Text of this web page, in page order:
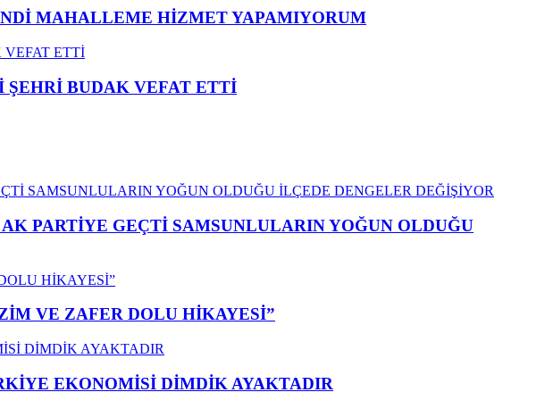
MAHALLEME HİZMET YAPAMIYORUM
ŞEHRİ BUDAK VEFAT ETTİ
PARTİYE GEÇTİ SAMSUNLULARIN YOĞUN OLDUĞU
VE ZAFER DOLU HİKAYESİ”
EKONOMİSİ DİMDİK AYAKTADIR